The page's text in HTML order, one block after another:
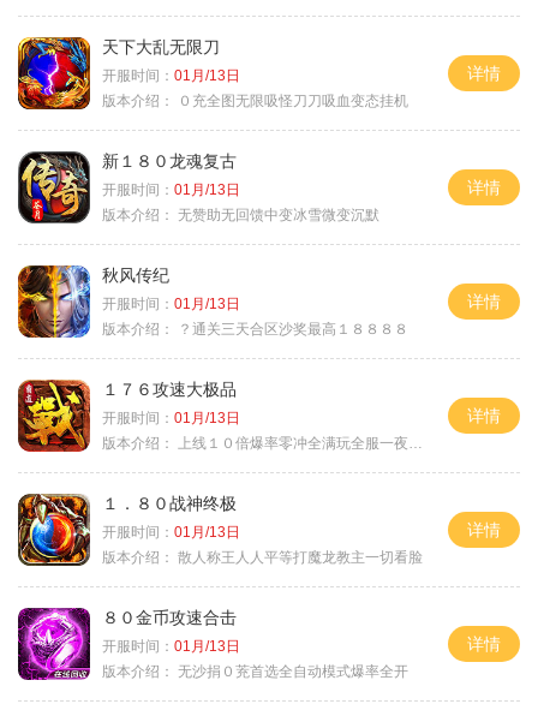
天下大乱无限刀
开服时间： 01月/13日
版本介绍：
０充全图无限吸怪刀刀吸血变态挂机
详情
新１８０龙魂复古
开服时间： 01月/13日
版本介绍： 无赞助无回馈中变冰雪微变沉默
详情
秋风传纪
开服时间： 01月/13日
版本介绍：
？通关三天合区沙奖最高１８８８８
详情
１７６攻速大极品
开服时间： 01月/13日
版本介绍：
上线１０倍爆率零冲全满玩全服一夜终极
详情
１．８０战神终极
开服时间： 01月/13日
版本介绍： 散人称王人人平等打魔龙教主一切看脸
详情
８０金币攻速合击
开服时间： 01月/13日
版本介绍： 无沙捐０茺首选全自动模式爆率全开
详情